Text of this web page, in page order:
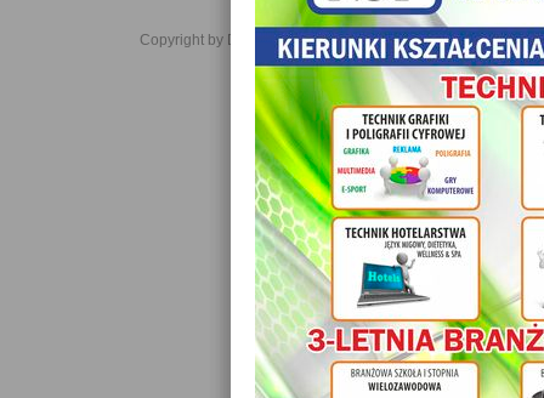
Copyright by Daniel JabĹoĹski 2006-2021. All rights